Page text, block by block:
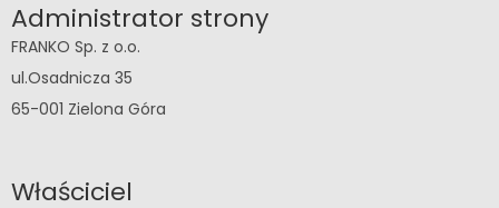
Administrator strony
FRANKO Sp. z o.o.
ul.Osadnicza 35
65-001 Zielona Góra
Właściciel